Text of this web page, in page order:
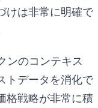
けは非常に明確で
ンのコンテキス
トデータを消化で
格戦略が非常に積